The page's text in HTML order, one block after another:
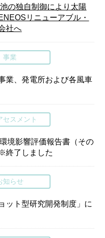
の独自制御により太陽
リニューアブル・
社へ
事業
業、発電所および各風車
セスメント
境影響評価報告書（その
終了しました
知らせ
ット型研究開発制度」に